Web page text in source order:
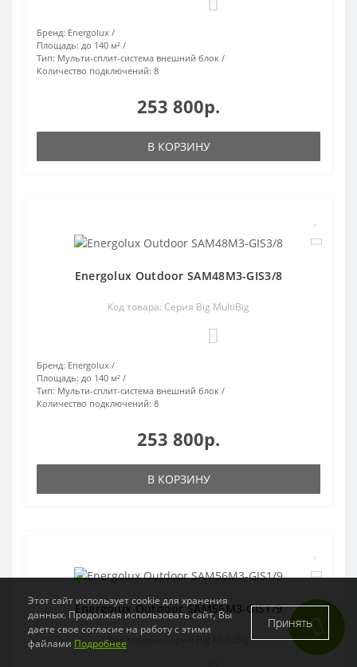
Бренд: Energolux
Площадь: до 140 м²
Тип: Мульти-сплит-система внешний блок
Количество подключений: 8
253 800р.
В КОРЗИНУ
Energolux Outdoor SAM48M3-GIS3/8
Код товара: Серия Big MultiBig
Бренд: Energolux
Площадь: до 140 м²
Тип: Мульти-сплит-система внешний блок
Количество подключений: 8
253 800р.
В КОРЗИНУ
Energolux Outdoor SAM56M3-GIS1/9
Код товара: Серия Big MultiBig
Этот сайт использует cookie для хранения
данных. Продолжая использовать сайт, Вы
даете свое согласие на работу с этими
файлами Подробнее
Принять